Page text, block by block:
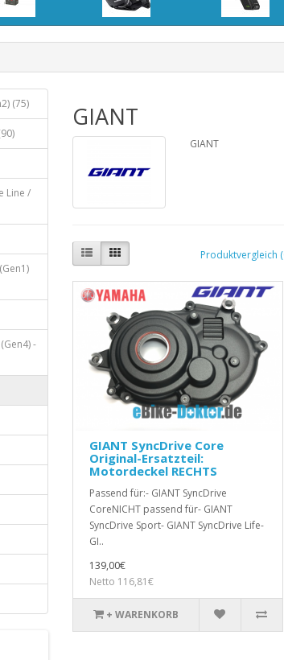
(75)
Line /
-
GIANT
GIANT
Produktvergleich
GIANT SyncDrive Core
Original-Ersatzteil:
Motordeckel RECHTS
Passend für:- GIANT SyncDrive
CoreNICHT passend für- GIANT
SyncDrive Sport- GIANT SyncDrive Life-
GI..
139,00€
Netto 116,81€
+ WARENKORB